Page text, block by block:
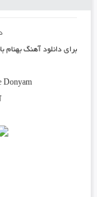
برای دانلود آهنگبهنام
Donyam